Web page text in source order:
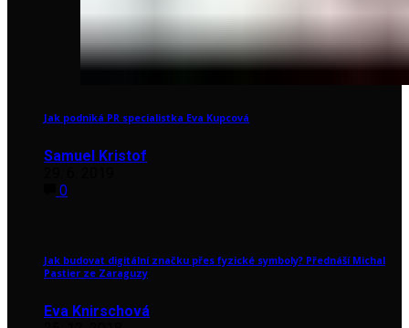
Jak podniká PR specialistka Eva Kupcová
Samuel Kristof
0
Jak budovat digitální značku přes fyzické symboly? Přednáší Michal
Pastier ze Zaraguzy
Eva Knirschová